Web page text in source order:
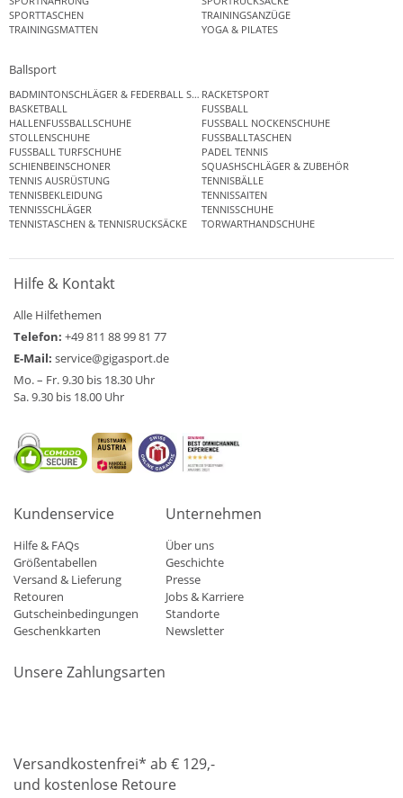
SPORTTASCHEN
TRAININGSANZÜGE
TRAININGSMATTEN
YOGA & PILATES
Ballsport
BADMINTONSCHLÄGER & FEDERBALL SETSRACKETSPORT
BASKETBALL
FUSSBALL
HALLENFUSSBALLSCHUHE
FUSSBALL NOCKENSCHUHE
STOLLENSCHUHE
FUSSBALLTASCHEN
FUSSBALL TURFSCHUHE
PADEL TENNIS
SCHIENBEINSCHONER
SQUASHSCHLÄGER & ZUBEHÖR
TENNIS AUSRÜSTUNG
TENNISBÄLLE
TENNISBEKLEIDUNG
TENNISSAITEN
TENNISSCHLÄGER
TENNISSCHUHE
TENNISTASCHEN & TENNISRUCKSÄCKE
TORWARTHANDSCHUHE
Hilfe & Kontakt
Alle Hilfethemen
Telefon: +49 811 88 99 81 77
E-Mail: service@gigasport.de
Mo. – Fr. 9.30 bis 18.30 Uhr
Sa. 9.30 bis 18.00 Uhr
Kundenservice
Hilfe & FAQs
Größentabellen
Versand & Lieferung
Retouren
Gutscheinbedingungen
Geschenkkarten
Unternehmen
Über uns
Geschichte
Presse
Jobs & Karriere
Standorte
Newsletter
Unsere Zahlungsarten
Versandkostenfrei* ab € 129,-
und kostenlose Retoure